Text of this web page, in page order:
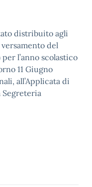
distribuito agli
del
l’anno scolastico
11 Giugno
all’Applicata di
Segreteria